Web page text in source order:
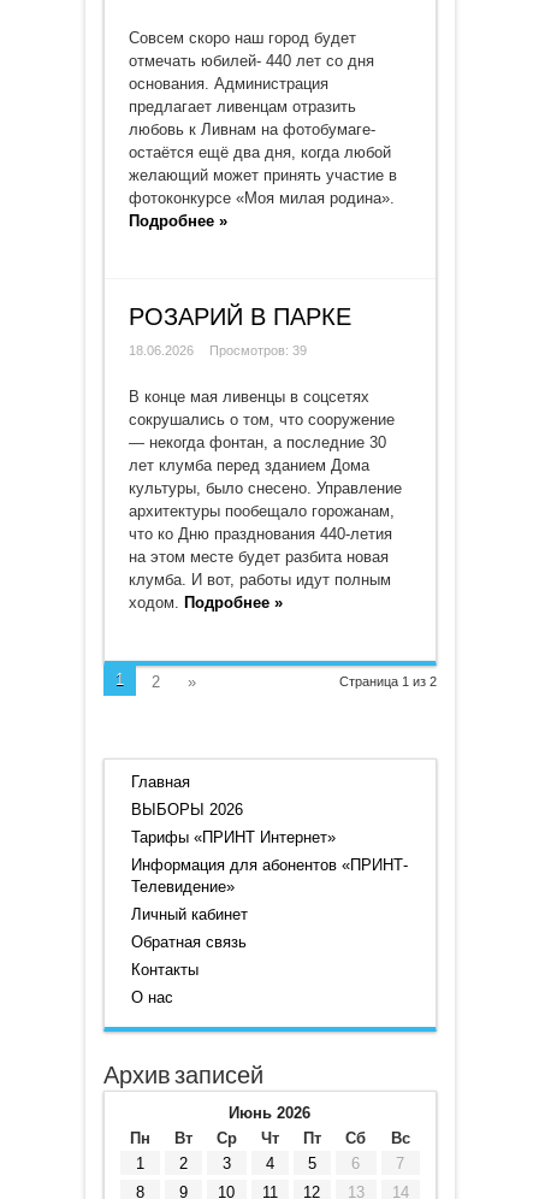
Совсем скоро наш город будет
отмечать юбилей- 440 лет со дня
основания. Администрация
предлагает ливенцам отразить
любовь к Ливнам на фотобумаге-
остаётся ещё два дня, когда любой
желающий может принять участие в
фотоконкурсе «Моя милая родина».
Подробнее »
РОЗАРИЙ В ПАРКЕ
18.06.2026 Просмотров: 39
В конце мая ливенцы в соцсетях
сокрушались о том, что сооружение
— некогда фонтан, а последние 30
лет клумба перед зданием Дома
культуры, было снесено. Управление
архитектуры пообещало горожанам,
что ко Дню празднования 440-летия
на этом месте будет разбита новая
клумба. И вот, работы идут полным
ходом. Подробнее »
Страница 1 из 2
1 2 »
Главная
ВЫБОРЫ 2026
Тарифы «ПРИНТ Интернет»
Информация для абонентов «ПРИНТ-
Телевидение»
Личный кабинет
Обратная связь
Контакты
О нас
Архив записей
Июнь 2026
Пн
Вт Ср Чт Пт Сб
Вс
1
2 3 4 5 6
7
8
9 10 11 12 13 14